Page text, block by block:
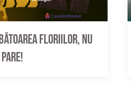
Floriilor, nu